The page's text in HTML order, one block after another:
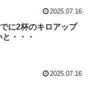
2025.07.16
に2杯のキロアップ
・・・
2025.07.16